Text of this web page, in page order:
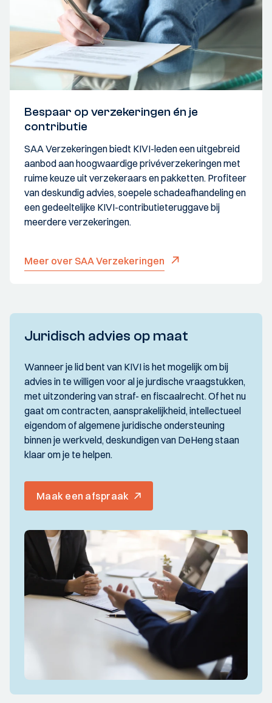
Bespaar op verzekeringen én je
contributie
SAA Verzekeringen biedt KIVI-leden een uitgebreid
aanbod aan hoogwaardige privéverzekeringen met
ruime keuze uit verzekeraars en pakketten. Profiteer
van deskundig advies, soepele schadeafhandeling en
een gedeeltelijke KIVI-contributieteruggave bij
meerdere verzekeringen.
Meer over SAA Verzekeringen
Juridisch advies op maat
Wanneer je lid bent van KIVI is het mogelijk om bij
advies in te willigen voor al je jurdische vraagstukken,
met uitzondering van straf- en fiscaalrecht. Of het nu
gaat om contracten, aansprakelijkheid, intellectueel
eigendom of algemene juridische ondersteuning
binnen je werkveld, deskundigen van DeHeng staan
klaar om je te helpen.
Maak een afspraak